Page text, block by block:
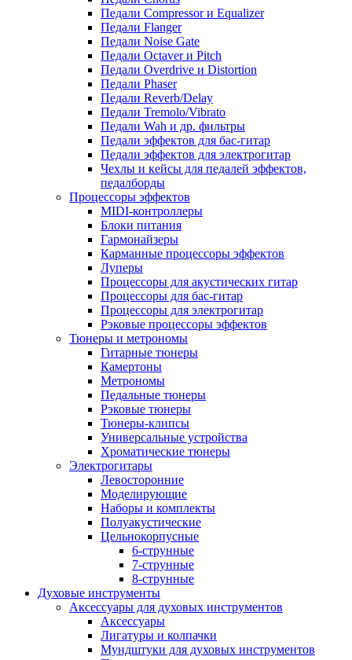
Педали Compressor и Equalizer
Педали Flanger
Педали Noise Gate
Педали Octaver и Pitch
Педали Overdrive и Distortion
Педали Phaser
Педали Reverb/Delay
Педали Tremolo/Vibrato
Педали Wah и др. фильтры
Педали эффектов для бас-гитар
Педали эффектов для электрогитар
Чехлы и кейсы для педалей эффектов,
педалборды
Процессоры эффектов
MIDI-контроллеры
Блоки питания
Гармонайзеры
Карманные процессоры эффектов
Луперы
Процессоры для акустических гитар
Процессоры для бас-гитар
Процессоры для электрогитар
Рэковые процессоры эффектов
Тюнеры и метрономы
Гитарные тюнеры
Камертоны
Метрономы
Педальные тюнеры
Рэковые тюнеры
Тюнеры-клипсы
Универсальные устройства
Хроматические тюнеры
Электрогитары
Левосторонние
Моделирующие
Наборы и комплекты
Полуакустические
Цельнокорпусные
6-струнные
7-струнные
8-струнные
Духовые инструменты
Аксессуары для духовых инструментов
Аксессуары
Лигатуры и колпачки
Мундштуки для духовых инструментов